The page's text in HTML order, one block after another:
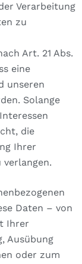
Verarbeitung
zu
Art. 21 Abs.
eine
unseren
Solange
die
Ihrer
verlangen.
Daten – von
Ihrer
Ausübung
oder zum